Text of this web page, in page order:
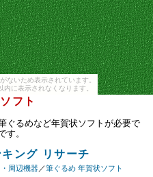
ないため表示されています。
に表示されなくなります。
フト
ぐるめなど年賀状ソフトが必要で
す。
ング リサーチ
周辺機器 ／筆ぐるめ 年賀状ソフト